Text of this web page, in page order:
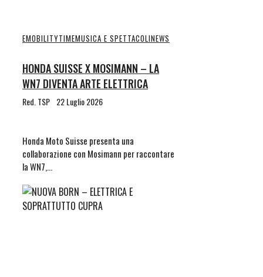
EMOBILITYTIMEMUSICA E SPETTACOLINEWS
HONDA SUISSE X MOSIMANN – LA
WN7 DIVENTA ARTE ELETTRICA
Red. TSP 22 Luglio 2026
Honda Moto Suisse presenta una
collaborazione con Mosimann per raccontare
la WN7,…